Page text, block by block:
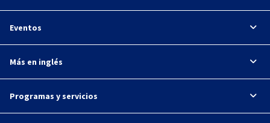
Eventos
Más en inglés
Programas y servicios